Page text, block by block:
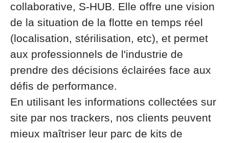
collaborative, S-HUB. Elle offre une vision
de la situation de la flotte en temps réel
(localisation, stérilisation, etc), et permet
aux professionnels de l'industrie de
prendre des décisions éclairées face aux
défis de performance.
En utilisant les informations collectées sur
site par nos trackers, nos clients peuvent
mieux maîtriser leur parc de kits de